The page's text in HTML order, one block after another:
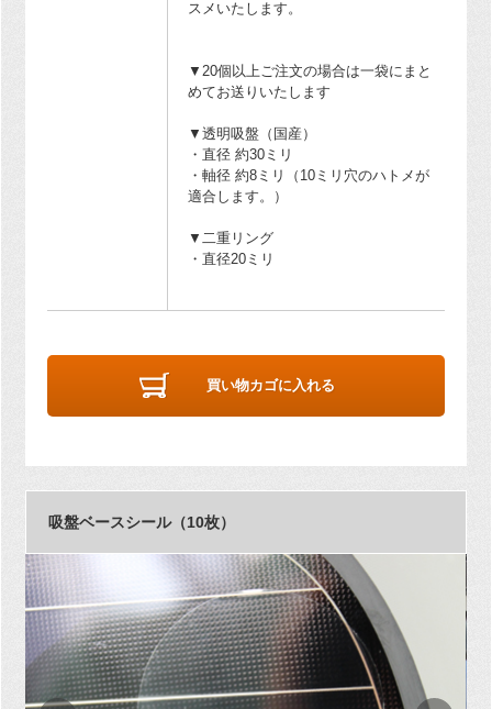
スメいたします。
▼20個以上ご注文の場合は一袋にまと
めてお送りいたします
▼透明吸盤（国産）
・直径 約30ミリ
・軸径 約8ミリ（10ミリ穴のハトメが
適合します。）
▼二重リング
・直径20ミリ
買い物カゴに入れる
吸盤ベースシール（10枚）